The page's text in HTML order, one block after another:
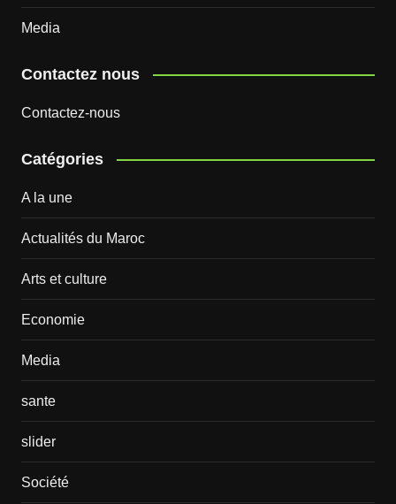
Media
Contactez nous
Contactez-nous
Catégories
A la une
Actualités du Maroc
Arts et culture
Economie
Media
sante
slider
Société